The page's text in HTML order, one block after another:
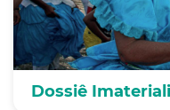
Dossiê